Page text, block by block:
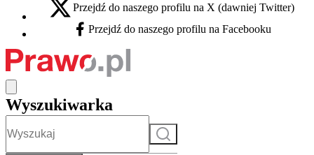
X - otwiera się w nowej karcie
Przejdź do naszego profilu na X (dawniej Twitter)
Facebook - otwiera się w nowej karcie
Przejdź do naszego profilu na Facebooku
Wyszukiwarka
Szukaj